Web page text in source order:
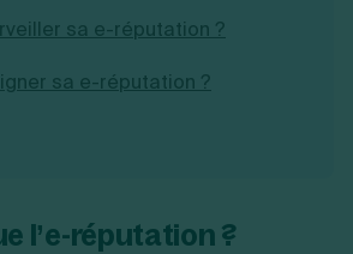
accompagné
cabinet d'expertise
Compta
d’entreprise
sa e-réputation ?
sa e-réputation ?
l’e-réputation ?